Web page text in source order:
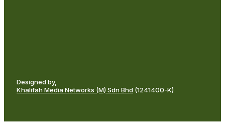
Designed by,
Khalifah Media Networks (M) Sdn Bhd (1241400-K)